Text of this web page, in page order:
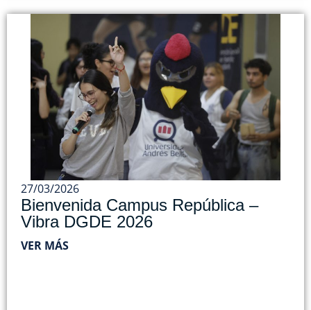
27/03/2026
Bienvenida Campus República –
Vibra DGDE 2026
VER MÁS